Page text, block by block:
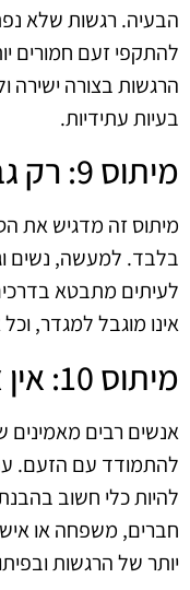
הבעיה. רגשות שלא
להתקפי זעם חמורים
הרגשות בצורה ישירה
בעיות עתידיות.
מיתוס 9: רק גברים חווים התקפי זעם
מיתוס זה מדגיש את
בלבד. למעשה, נשים
לעיתים מתבטא
אינו מוגבל למגדר,
מיתוס 10: אין צורך בשיחה על רגשות
אנשים רבים מאמינים
להתמודד עם הזעם.
להיות כלי חשוב
חברים, משפחה או
יותר של הרגשות